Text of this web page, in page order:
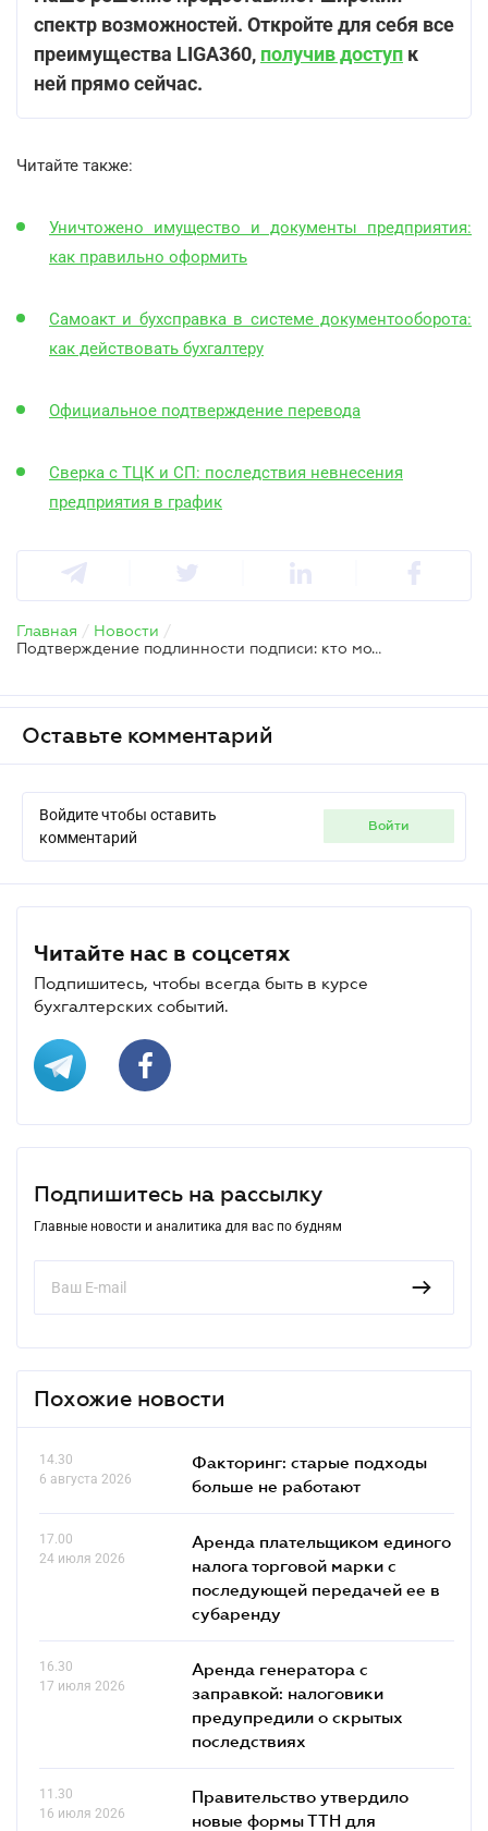
спектр возможностей. Откройте для себя все
преимущества LIGA360, получив доступ к
ней прямо сейчас.
Читайте также:
Уничтожено имущество и документы предприятия:
как правильно оформить
Самоакт и бухсправка в системе документооборота:
как действовать бухгалтеру
Официальное подтверждение перевода
Сверка с ТЦК и СП: последствия невнесения
предприятия в график
Главная / Новости /
Подтверждение подлинности подписи: кто может засвидетельствовать и каких документов касается
Оставьте комментарий
Войдите чтобы оставить
комментарий
войти
Читайте нас в соцсетях
Подпишитесь, чтобы всегда быть в курсе
бухгалтерских событий.
Подпишитесь на рассылку
Главные новости и аналитика для вас по будням
Похожие новости
14.30
6 августа 2026
Факторинг: старые подходы
больше не работают
17.00
24 июля 2026
Аренда плательщиком единого
налога торговой марки с
последующей передачей ее в
субаренду
16.30
17 июля 2026
Аренда генератора с
заправкой: налоговики
предупредили о скрытых
последствиях
11.30
16 июля 2026
Правительство утвердило
новые формы ТТН для